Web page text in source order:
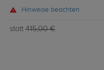
Hinweise beachten
statt 415,00 €